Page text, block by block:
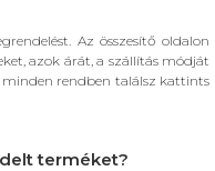
Az összesítő oldalon
azok árát, a szállítás módját
minden rendben találsz kattints
terméket?